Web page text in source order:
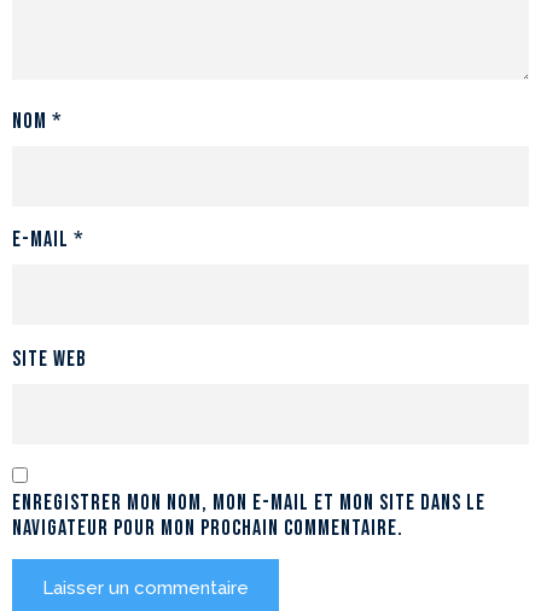
Nom *
E-mail *
Site web
Enregistrer mon nom, mon e-mail et mon site dans le
navigateur pour mon prochain commentaire.